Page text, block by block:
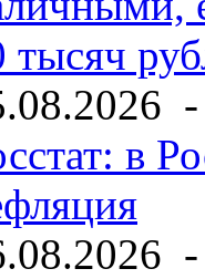
тысяч
-
в
-